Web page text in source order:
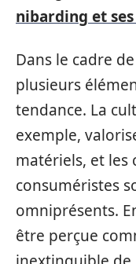
nibarding et
Dans le cadre
plusieurs
tendance. La
exemple,
matériels, et
consuméristes
omniprésents.
être perçue